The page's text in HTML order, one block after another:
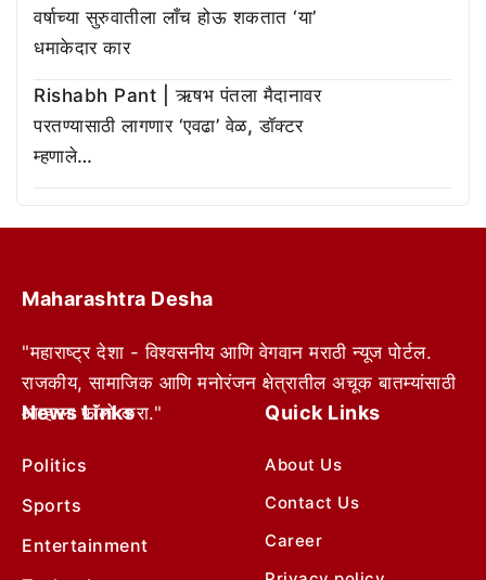
वर्षाच्या सुरुवातीला लाँच होऊ शकतात ‘या’
धमाकेदार कार
Rishabh Pant | ऋषभ पंतला मैदानावर
परतण्यासाठी लागणार ‘एवढा’ वेळ, डॉक्टर
म्हणाले…
Maharashtra Desha
"महाराष्ट्र देशा - विश्वसनीय आणि वेगवान मराठी न्यूज पोर्टल.
राजकीय, सामाजिक आणि मनोरंजन क्षेत्रातील अचूक बातम्यांसाठी
आम्हाला फॉलो करा."
News Links
Politics
Sports
Entertainment
Quick Links
About Us
Contact Us
Career